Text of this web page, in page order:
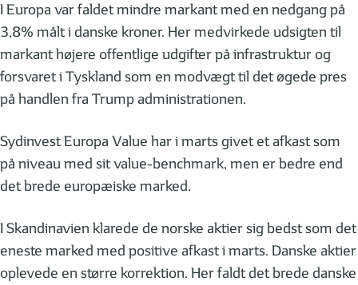
I Europa var faldet mindre markant med en nedgang på
3,8% målt i danske kroner. Her medvirkede udsigten til
markant højere offentlige udgifter på infrastruktur og
forsvaret i Tyskland som en modvægt til det øgede pres
på handlen fra Trump administrationen.
Sydinvest Europa Value har i marts givet et afkast som
på niveau med sit value-benchmark, men er bedre end
det brede europæiske marked.
I Skandinavien klarede de norske aktier sig bedst som det
eneste marked med positive afkast i marts. Danske aktier
oplevede en større korrektion. Her faldt det brede danske